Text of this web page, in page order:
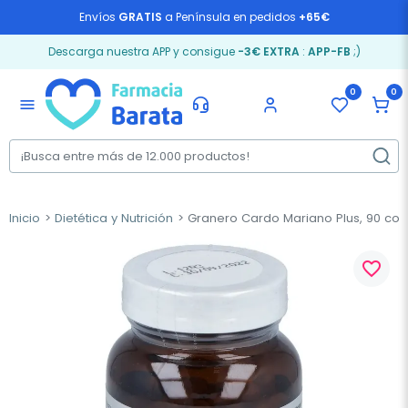
Envíos GRATIS a Península en pedidos +65€
Descarga nuestra APP y consigue -3€ EXTRA: APP-FB ;)
menu
0 0
Inicio Dietética y Nutrición Granero Cardo Mariano Plus, 90
favorite_border